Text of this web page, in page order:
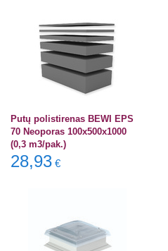
Putų polistirenas BEWI EPS
70 Neoporas 100x500x1000
(0,3 m3/pak.)
28,93 €